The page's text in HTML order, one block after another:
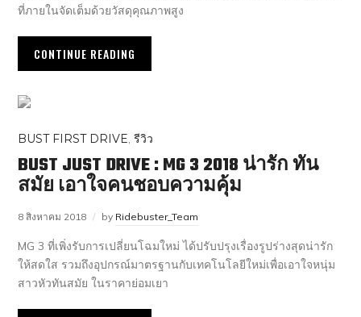
ที่ภายในจัดเต็มด้วยวัสดุคุณภาพสูง
CONTINUE READING
BUST FIRST DRIVE,รีวิว
BUST JUST DRIVE : MG 3 2018 น่ารัก ทัน
สมัย เอาใจคนชอบความคุ้ม
8 สิงหาคม 2018 by Ridebuster_Team
MG 3 ที่เพิ่งรับการเปลี่ยนโฉมใหม่ ได้ปรับปรุงเรื่องรูปร่างสุดน่ารัก
ให้สดใส รวมถึงอุปกรณ์มาตรฐานกับเทคโนโลยีใหม่เพื่อเอาใจหนุ่ม
สาวหัวทันสมัย ในราคาย่อมเยา